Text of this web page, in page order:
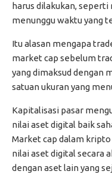
harus dilakukan, seperti
menunggu waktu yang
Itu alasan mengapa
market cap sebelum
yang dimaksud dengan
satuan ukuran yang
Kapitalisasi pasar
nilai aset digital baik
Market cap dalam
nilai aset digital secara
dengan aset lain yang